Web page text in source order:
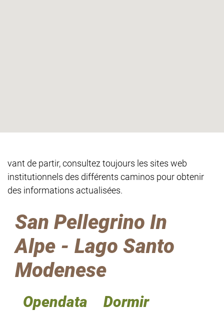
vant de partir, consultez toujours les sites web
institutionnels des différents caminos pour obtenir
des informations actualisées.
San Pellegrino In
Alpe - Lago Santo
Modenese
Opendata
Dormir